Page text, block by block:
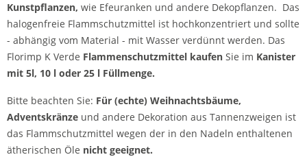
Kunstpflanzen, wie Efeuranken und andere Dekopflanzen. Das
halogenfreie Flammschutzmittel ist hochkonzentriert und sollte
- abhängig vom Material - mit Wasser verdünnt werden. Das
Florimp K Verde Flammenschutzmittel kaufen Sie im Kanister
mit 5l, 10 l oder 25 l Füllmenge.
Bitte beachten Sie: Für (echte) Weihnachtsbäume,
Adventskränze und andere Dekoration aus Tannenzweigen ist
das Flammschutzmittel wegen der in den Nadeln enthaltenen
ätherischen Öle nicht geeignet.